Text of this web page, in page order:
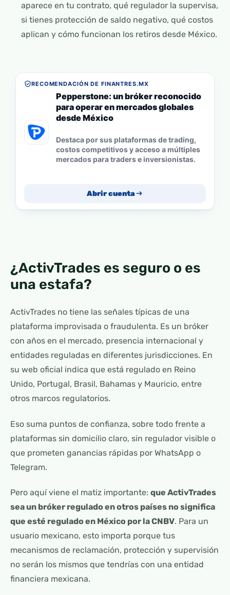
aparece en tu contrato, qué regulador la supervisa,
si tienes protección de saldo negativo, qué costos
aplican y cómo funcionan los retiros desde México.
RECOMENDACIÓN DE FINANTRES.MX
Pepperstone: un bróker reconocido
para operar en mercados globales
desde México
Destaca por sus plataformas de trading,
costos competitivos y acceso a múltiples
mercados para traders e inversionistas.
Abrir cuenta
¿ActivTrades es seguro o es
una estafa?
ActivTrades no tiene las señales típicas de una
plataforma improvisada o fraudulenta. Es un bróker
con años en el mercado, presencia internacional y
entidades reguladas en diferentes jurisdicciones. En
su web oficial indica que está regulado en Reino
Unido, Portugal, Brasil, Bahamas y Mauricio, entre
otros marcos regulatorios.
Eso suma puntos de confianza, sobre todo frente a
plataformas sin domicilio claro, sin regulador visible o
que prometen ganancias rápidas por WhatsApp o
Telegram.
Pero aquí viene el matiz importante: que ActivTrades
sea un bróker regulado en otros países no significa
que esté regulado en México por la CNBV. Para un
usuario mexicano, esto importa porque tus
mecanismos de reclamación, protección y supervisión
no serán los mismos que tendrías con una entidad
financiera mexicana.